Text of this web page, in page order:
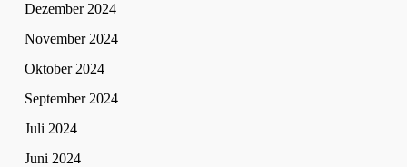
Dezember 2024
November 2024
Oktober 2024
September 2024
Juli 2024
Juni 2024